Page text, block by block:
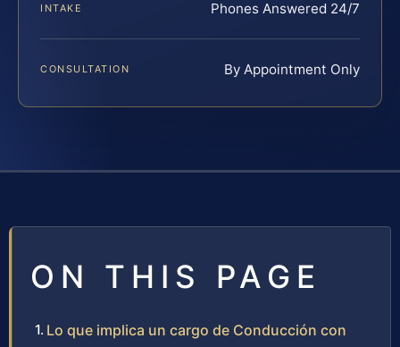
INTAKE Phones Answered 24/7
CONSULTATION By Appointment Only
ON THIS PAGE
Lo que implica un cargo de Conducción con